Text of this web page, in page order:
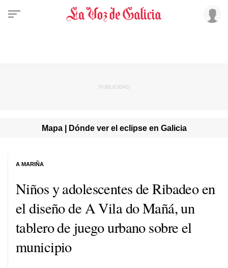
Mapa | Dónde ver el eclipse en Galicia
Niños y adolescentes de Ribadeo en
el diseño de A Vila do Mañá, un
tablero de juego urbano sobre el
municipio
A MARIÑA